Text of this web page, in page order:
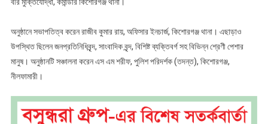
অনুষ্ঠানে সভাপতিত্ব করেন রাজীব কুমার রায়, অফিসার ইনচার্জ, কিশোরগঞ্জ থানা। এছাড়াও
উপস্থিত ছিলেন জনপ্রতিনিধিবৃন্দ, সাংবাদিক বৃন্দ, বিশিষ্ট ব্যক্তিবর্গ সহ বিভিন্ন শ্রেণী পেশার
মানুষ। অনুষ্ঠানটি সঞ্চালনা করেন এস এম শরীফ, পুলিশ পরিদর্শক (তদন্ত), কিশোরগঞ্জ,
নীলফামারী।